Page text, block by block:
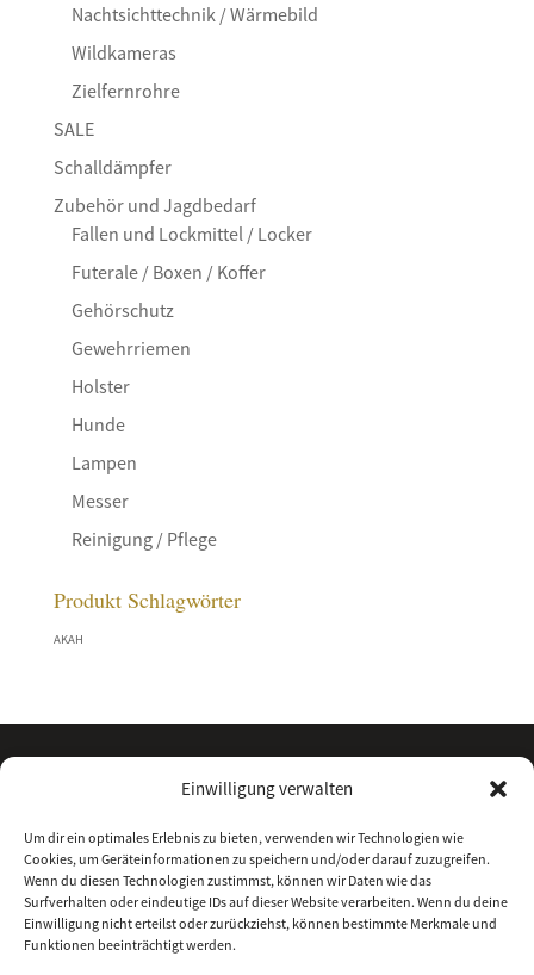
Einwilligung verwalten
Um dir ein optimales Erlebnis zu bieten, verwenden wir Technologien wie
Cookies, um Geräteinformationen zu speichern und/oder darauf zuzugreifen.
Wenn du diesen Technologien zustimmst, können wir Daten wie das
Surfverhalten oder eindeutige IDs auf dieser Website verarbeiten. Wenn du deine
Einwilligung nicht erteilst oder zurückziehst, können bestimmte Merkmale und
Funktionen beeinträchtigt werden.
Nachtsichttechnik / Wärmebild
Wildkameras
Zielfernrohre
SALE
Schalldämpfer
Zubehör und Jagdbedarf
Fallen und Lockmittel / Locker
Futerale / Boxen / Koffer
Gehörschutz
Gewehrriemen
Holster
Hunde
Lampen
Messer
Reinigung / Pflege
Produkt Schlagwörter
AKAH